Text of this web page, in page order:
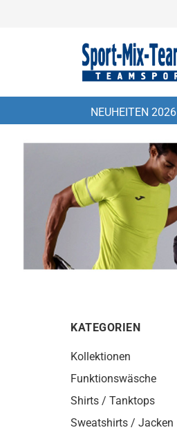
NEUHEITEN 2026
KATEGORIEN
Kollektionen
Funktionswäsche
Shirts / Tanktops
Sweatshirts / Jacken